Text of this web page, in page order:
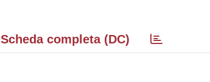
Scheda completa (DC)